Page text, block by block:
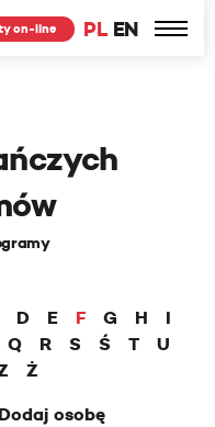
PL EN
on-line
D E F G H
I
Q R S Ś T
U
Ż
Dodaj osobę